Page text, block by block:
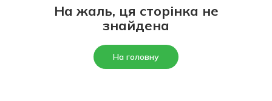
На жаль, ця сторінка не
знайдена
На головну